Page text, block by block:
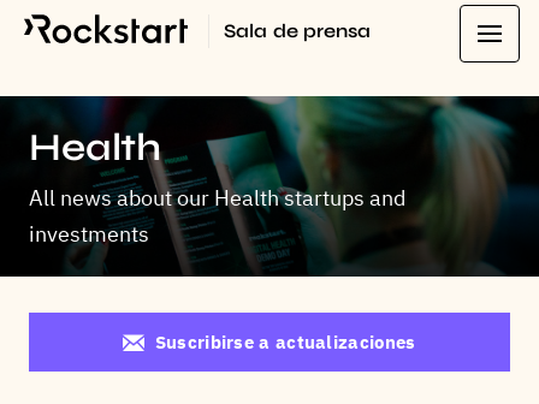
Sala de prensa
Health
All news about our Health startups and
investments
Suscribirse a actualizaciones